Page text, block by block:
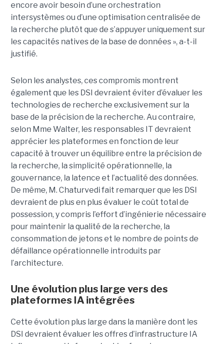
encore avoir besoin d’une orchestration
intersystèmes ou d’une optimisation centralisée de
la recherche plutôt que de s’appuyer uniquement sur
les capacités natives de la base de données », a-t-il
justifié.
Selon les analystes, ces compromis montrent
également que les DSI devraient éviter d’évaluer les
technologies de recherche exclusivement sur la
base de la précision de la recherche. Au contraire,
selon Mme Walter, les responsables IT devraient
apprécier les plateformes en fonction de leur
capacité à trouver un équilibre entre la précision de
la recherche, la simplicité opérationnelle, la
gouvernance, la latence et l’actualité des données.
De même, M. Chaturvedi fait remarquer que les DSI
devraient de plus en plus évaluer le coût total de
possession, y compris l’effort d’ingénierie nécessaire
pour maintenir la qualité de la recherche, la
consommation de jetons et le nombre de points de
défaillance opérationnelle introduits par
l’architecture.
Une évolution plus large vers des
plateformes IA intégrées
Cette évolution plus large dans la manière dont les
DSI devraient évaluer les offres d’infrastructure IA